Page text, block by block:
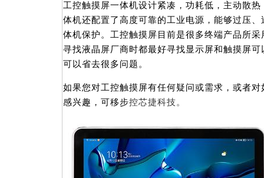
工控触摸屏一体机设计紧凑，功耗低，主动散
体机还配置了高度可靠的工业电源，能够过压
体机保护。工控触摸屏目前是很多终端产品所
寻找液晶屏厂商时都最好寻找显示屏和触摸屏
可以省去很多问题。
如果您对工控触摸屏有任何疑问或需求，或者
感兴趣，可移步控芯捷科技。